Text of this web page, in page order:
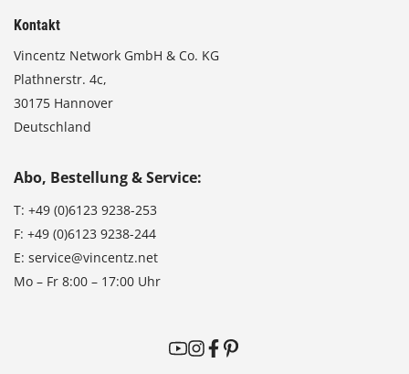
Kontakt
Vincentz Network GmbH & Co. KG
Plathnerstr. 4c,
30175 Hannover
Deutschland
Abo, Bestellung & Service:
T: +49 (0)6123 9238-253
F: +49 (0)6123 9238-244
E: service@vincentz.net
Mo – Fr 8:00 – 17:00 Uhr